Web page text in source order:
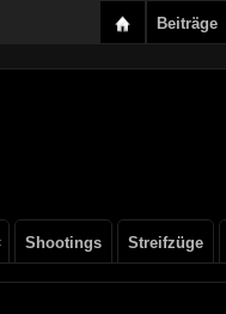
Beiträge
Shootings Streifzüge